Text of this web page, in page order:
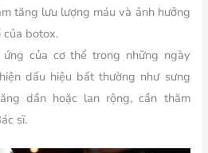
tăng lưu lượng máu và ảnh hưởng
của botox.
của cơ thể trong những ngày
dấu hiệu bất thường như sưng
dần hoặc lan rộng, cần thăm
sĩ.